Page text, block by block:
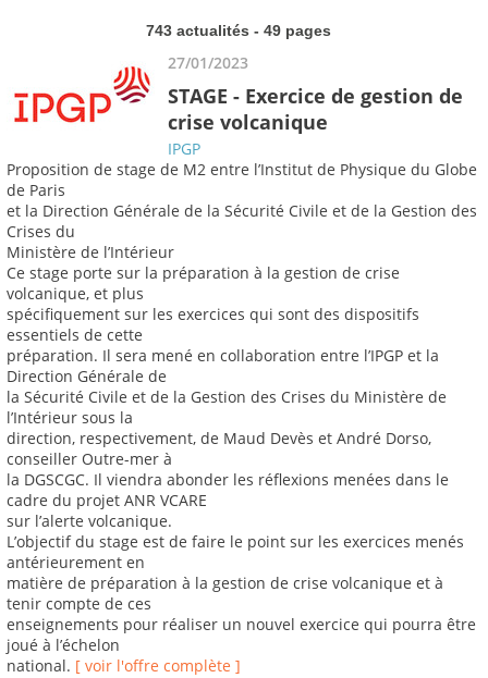
743 actualités - 49 pages
27/01/2023
STAGE - Exercice de gestion de
crise volcanique
IPGP
Proposition de stage de M2 entre l’Institut de Physique du Globe
de Paris
et la Direction Générale de la Sécurité Civile et de la Gestion des
Crises du
Ministère de l’Intérieur
Ce stage porte sur la préparation à la gestion de crise
volcanique, et plus
spécifiquement sur les exercices qui sont des dispositifs
essentiels de cette
préparation. Il sera mené en collaboration entre l’IPGP et la
Direction Générale de
la Sécurité Civile et de la Gestion des Crises du Ministère de
l’Intérieur sous la
direction, respectivement, de Maud Devès et André Dorso,
conseiller Outre-mer à
la DGSCGC. Il viendra abonder les réflexions menées dans le
cadre du projet ANR VCARE
sur l’alerte volcanique.
L’objectif du stage est de faire le point sur les exercices menés
antérieurement en
matière de préparation à la gestion de crise volcanique et à
tenir compte de ces
enseignements pour réaliser un nouvel exercice qui pourra être
joué à l’échelon
national. [ voir l'offre complète ]